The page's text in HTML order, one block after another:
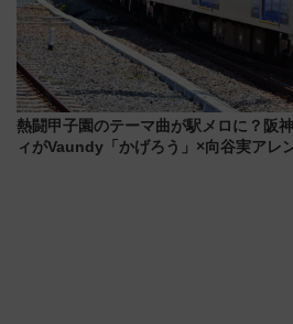
熱闘甲子園のテーマ曲が駅メロに？阪
ィがVaundy「かげろう」×向谷実アレ